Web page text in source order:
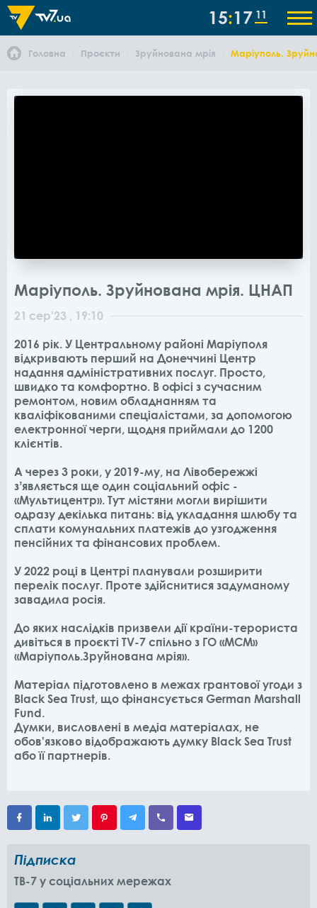
15 17 11
Головна Проєкти Зруйнована мрія Маріуполь.
Маріуполь. Зруйнована мрія. ЦНАП
21 сер'23 , 19:10
2016 рік. У Центральному районі Маріуполя
відкривають перший на Донеччині Центр
надання адміністративних послуг. Просто,
швидко та комфортно. В офісі з сучасним
ремонтом, новим обладнанням та
кваліфікованими спеціалістами, за допомогою
електронної черги, щодня приймали до 1200
клієнтів.
А через 3 роки, у 2019-му, на Лівобережжі
зʼявляється ще один соціальний офіс -
«Мультицентр». Тут містяни могли вирішити
одразу декілька питань: від укладання шлюбу та
сплати комунальних платежів до узгодження
пенсійних та фінансових проблем.
У 2022 році в Центрі планували розширити
перелік послуг. Проте здійснитися задуманому
завадила росія.
До яких наслідків призвели дії країни-терориста
дивіться в проєкті TV-7 спільно з ГО «МСМ»
«Маріуполь.Зруйнована мрія».
Матеріал підготовлено в межах грантової угоди з
Black Sea Trust, що фінансується German Marshall
Fund.
Думки, висловлені в медіа матеріалах, не
обов'язково відображають думку Black Sea Trust
або її партнерів.
Підписка
TB-7 у соціальних мережах